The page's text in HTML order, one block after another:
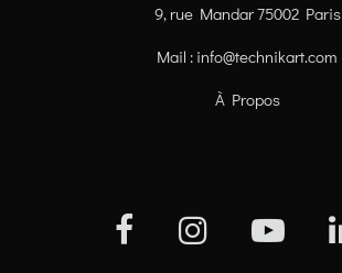
9, rue Mandar 75002 Paris
Mail : info@technikart.com
À Propos